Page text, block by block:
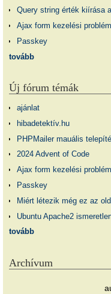
Query string érték kiírása
Ajax form kezelési
Passkey
tovább
Új fórum témák
ajánlat
hibadetektív.hu
PHPMailer mauális
2024 Advent of Code
Ajax form kezelési
Passkey
Miért létezik még ez az
Ubuntu Apache2
tovább
Archívum